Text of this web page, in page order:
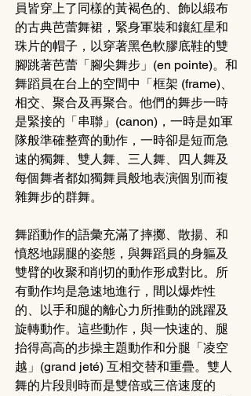
員皆穿上了同樣的黃褐色的、飾以緞布
的古典芭蕾舞裙，緊身軍裝和鑲紅星和
珠片的帽子，以穿著黑色軟膠底鞋的雙
腳跳著芭蕾「腳尖舞步」(en pointe)。和
舞蹈員在台上的空間中「框架 (frame)、
相交、聚合及再聚合。他們的舞步一時
是緊接的「串聯」(canon)，一時是如軍
隊般準確整齊的動作，一時卻是短而急
速的獨舞、雙人舞、三人舞、四人舞及
每個舞者都如獨舞員般地表演個別而複
雜舞步的群舞。
舞蹈動作的語彙充滿了摔擲、散揚、和
憤怒地踢腿的姿態，與舞蹈員的身軀及
雙臂的收聚和削切的動作形成對比。所
有動作均是急速地進行，間以爆炸性
的、以手和腿的離心力所推動的跳躍及
旋轉動作。這些動作，與一快速的、腿
抬得高高的步操主題動作和分腿「凌空
越」(grand jeté) 互相交替和重疊。雙人
舞的片段則時而是雙倍或三倍速度的